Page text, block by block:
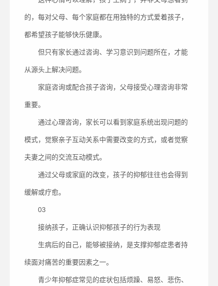
的，每对父母、每个家庭都在用独特的方式爱着孩子，
都希望孩子能够快乐健康。
但只有家长通过咨询、学习意识到问题所在，才能
从源头上解决问题。
家庭咨询或配合孩子咨询，父母接受心理咨询非常
重要。
通过心理咨询，家长可以看到家庭系统出现问题的
模式，觉察亲子互动关系中需要改变的方式，或者觉察
夫妻之间的交流互动模式。
通过父母或家庭的改变，孩子的抑郁往往也会得到
缓解或疗愈。
03
接纳孩子，正确认识抑郁孩子的行为表现
生病后的自己，能够被接纳，是支撑抑郁症患者持
续面对痛苦的重要因素之一。
青少年抑郁症常见的症状包括烦躁、易怒、悲伤、